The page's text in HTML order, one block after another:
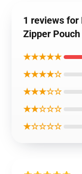
1 reviews for
Zipper Pouch
★★★★★
★★★★☆
★★★☆☆
★★☆☆☆
★☆☆☆☆